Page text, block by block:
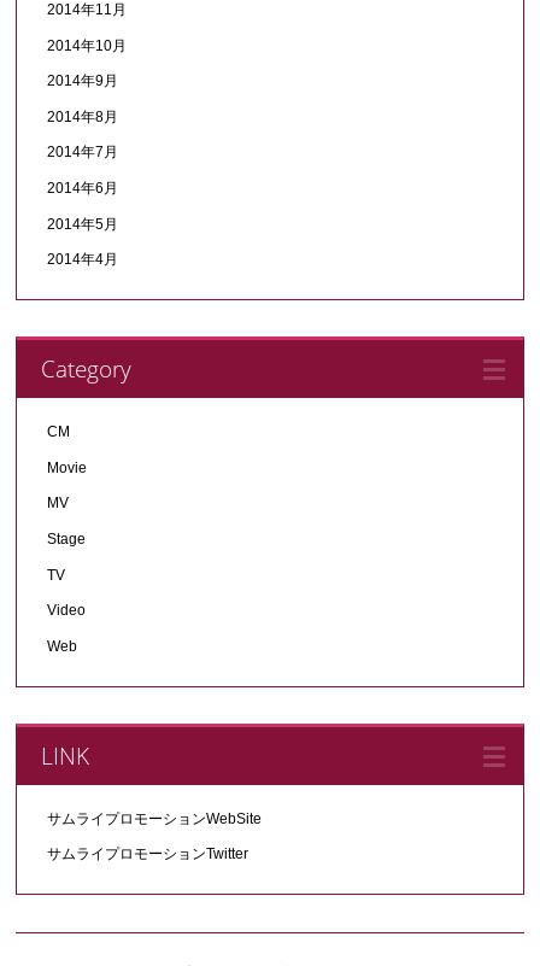
2014年11月
2014年10月
2014年9月
2014年8月
2014年7月
2014年6月
2014年5月
2014年4月
Category
CM
Movie
MV
Stage
TV
Video
Web
LINK
サムライプロモーションWebSite
サムライプロモーションTwitter